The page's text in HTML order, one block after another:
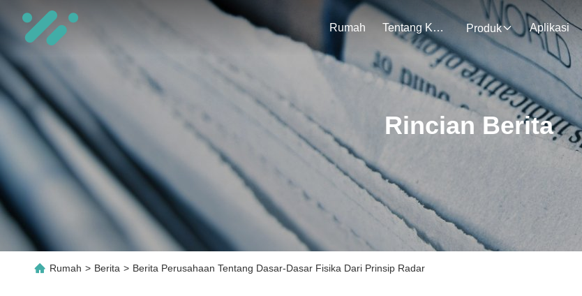
Rumah Tentang Kami Produk Aplikasi
Rincian Berita
Rumah > Berita > Berita Perusahaan Tentang Dasar-Dasar Fisika Dari Prinsip Radar